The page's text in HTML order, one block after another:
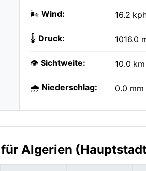
🌬️ Wind: 16.2
🌡️ Druck: 1016.0
👁️ Sichtweite: 10.0 km
🌧️ Niederschlag: 0.0 mm
Algerien